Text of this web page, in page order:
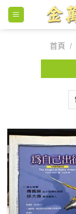
Skip
content
首頁
/